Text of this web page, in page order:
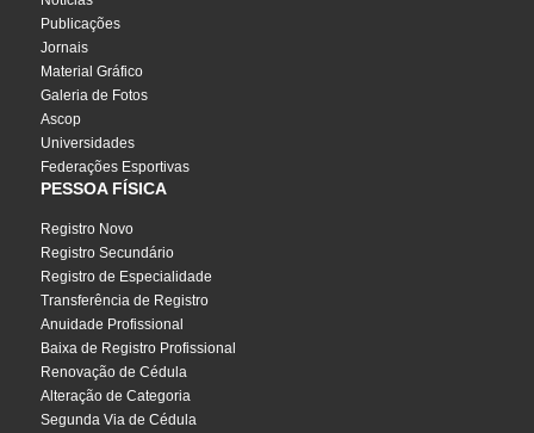
Publicações
Jornais
Material Gráfico
Galeria de Fotos
Ascop
Universidades
Federações Esportivas
PESSOA FÍSICA
Registro Novo
Registro Secundário
Registro de Especialidade
Transferência de Registro
Anuidade Profissional
Baixa de Registro Profissional
Renovação de Cédula
Alteração de Categoria
Segunda Via de Cédula